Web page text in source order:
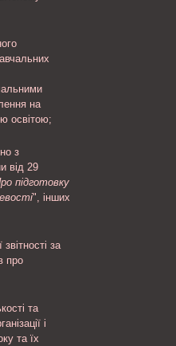
на
освітою;
з
від 29
підготовку
", інших
за
про
та
і
та їх